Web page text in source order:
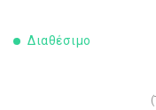
Διαθέσιμο